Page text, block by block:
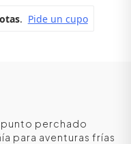
perchado
para aventuras frías